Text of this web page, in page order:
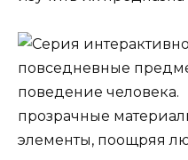
прозрачные
элементы, поощряя